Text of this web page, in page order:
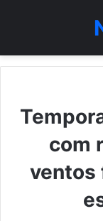
com
ventos